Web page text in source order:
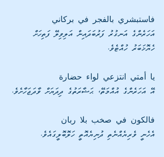
فاستبشري بالفجر في بركاني
އަހަރެންގެ އަނގުރު ފަރުބަދައިން އަލިވިލޭ ފަތިހަށް
ހެޔޮޚަބަރު ހުއްޓެވެ.
يا أمتي انتزعي لواء حضارة
އޭ އަހަރެންގެ އުއްމަތޭ، ޙަޟާރަތުގެ ދިދަޔަށް ވާދަޖަހާށެވެ.
فالكون في صخب بلا ربان
އެހެނީ ވެރިޔެއްނެތި ދުނިޔެއޮތީ ހަލޮބޮލީގައެވެ.